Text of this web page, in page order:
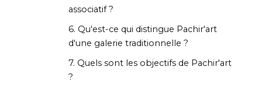
associatif ?
6. Qu'est-ce qui distingue Pachir'art
d'une galerie traditionnelle ?
7. Quels sont les objectifs de Pachir'art
?